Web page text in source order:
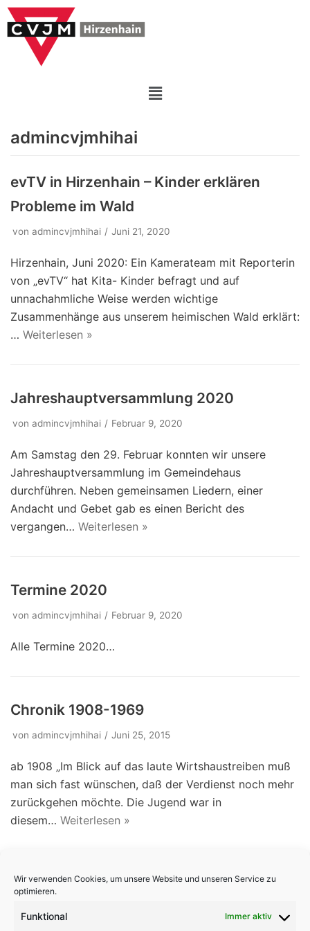
Wir verwenden Cookies, um unsere Website und unseren Service zu
optimieren.
Funktional Immer aktiv
Zum
Inhalt
admincvjmhihai
evTV in Hirzenhain – Kinder erklären
Probleme im Wald
von admincvjmhihai Juni 21, 2020
Hirzenhain, Juni 2020: Ein Kamerateam mit Reporterin
von „evTV“ hat Kita- Kinder befragt und auf
unnachahmliche Weise werden wichtige
Zusammenhänge aus unserem heimischen Wald erklärt:
… Weiterlesen »
Jahreshauptversammlung 2020
von admincvjmhihai Februar 9, 2020
Am Samstag den 29. Februar konnten wir unsere
Jahreshauptversammlung im Gemeindehaus
durchführen. Neben gemeinsamen Liedern, einer
Andacht und Gebet gab es einen Bericht des
vergangen… Weiterlesen »
Termine 2020
von admincvjmhihai Februar 9, 2020
Alle Termine 2020…
Chronik 1908-1969
von admincvjmhihai Juni 25, 2015
ab 1908 „Im Blick auf das laute Wirtshaustreiben muß
man sich fast wünschen, daß der Verdienst noch mehr
zurückgehen möchte. Die Jugend war in
diesem… Weiterlesen »
+++ Neueste Beiträge +++
Kanutour 2025